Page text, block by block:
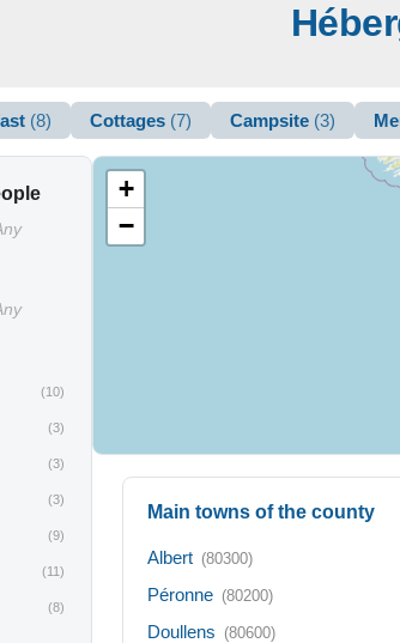
(8) Cottages (7) Campsite (3)
(10)
(3)
(3)
(3)
(9)
(11)
(8)
+
−
Main towns of the county
Albert (80300)
Péronne (80200)
Doullens (80600)